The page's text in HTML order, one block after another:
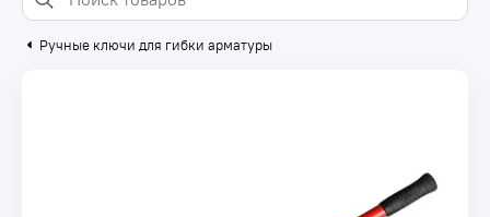
Ручные ключи для гибки арматуры